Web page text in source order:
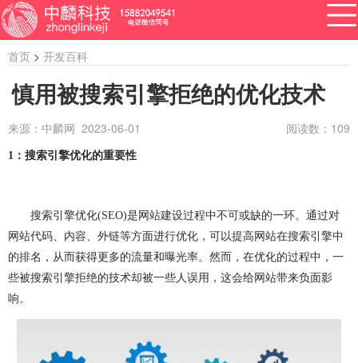
企业管理系统开发 公众号开发 成都公众号开发
公众号定制开发 微信公众号定制开发
首页 > 开发百科
慎用被搜索引擎拒绝的优化技术
来源：中麟网 2023-06-01 阅读数： 109
1 ：搜索引擎优化的重要性
搜索引擎优化(SEO)是网站建设过程中不可或缺的一环。通过对
网站代码、内容、外链等方面进行优化，可以提高网站在搜索引擎中
的排名，从而获得更多的流量和曝光率。然而，在优化的过程中，一
些被搜索引擎拒绝的技术却被一些人误用，这会给网站带来负面影
响。